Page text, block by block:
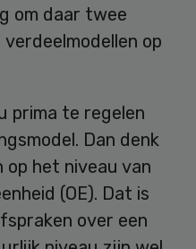
om daar twee
op
prima te regelen
Dan denk
op het niveau van
(OE). Dat is
over een